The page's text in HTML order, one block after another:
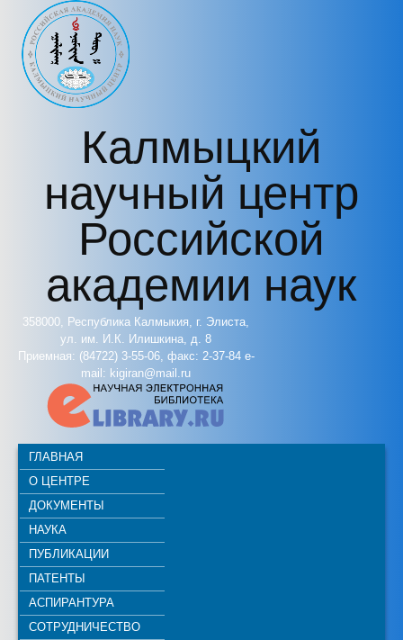
Перейти к основному содержанию
Калмыцкий
научный центр
Российской
академии наук
358000, Республика Калмыкия, г. Элиста,
ул. им. И.К. Илишкина, д. 8
Приемная: (84722) 3-55-06, факс: 2-37-84 e-
mail: kigiran@mail.ru
ГЛАВНАЯ
О ЦЕНТРЕ
ДОКУМЕНТЫ
НАУКА
ПУБЛИКАЦИИ
ПАТЕНТЫ
АСПИРАНТУРА
СОТРУДНИЧЕСТВО